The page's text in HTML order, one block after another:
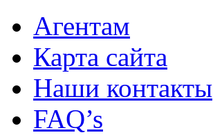
Агентам
Карта сайта
Наши контакты
FAQ’s